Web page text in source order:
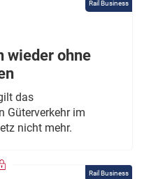
Rail Business
wieder ohne
das
Güterverkehr im
nicht mehr.
Rail Business